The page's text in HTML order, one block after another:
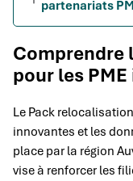
partenariats
Comprendre
pour les
Le Pack
innovantes et les
place par la région
vise à renforcer les